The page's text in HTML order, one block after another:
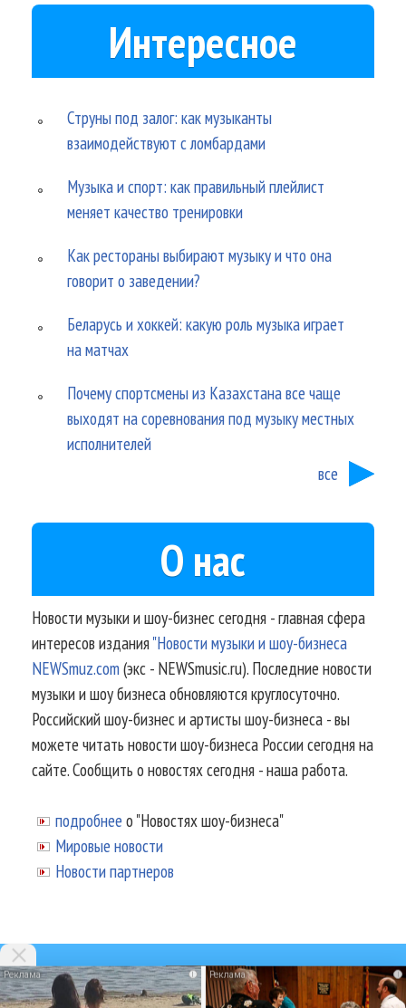
Интересное
Струны под залог: как музыканты
взаимодействуют с ломбардами
Музыка и спорт: как правильный плейлист
меняет качество тренировки
Как рестораны выбирают музыку и что она
говорит о заведении?
Беларусь и хоккей: какую роль музыка играет
на матчах
Почему спортсмены из Казахстана все чаще
выходят на соревнования под музыку местных
исполнителей
все
О нас
Новости музыки и шоу-бизнес сегодня - главная сфера
интересов издания"Новости музыки и шоу-бизнеса
NEWSmuz.com(экс - NEWSmusic.ru). Последние новости
музыки и шоу бизнеса обновляются круглосуточно.
Российский шоу-бизнес и артисты шоу-бизнеса - вы
можете читать новости шоу-бизнеса России сегодня на
сайте. Сообщить о новостях сегодня - наша работа.
подробнее о "Новостях шоу-бизнеса"
Мировые новости
Новости партнеров
© 2002-2026.Информационное
i i